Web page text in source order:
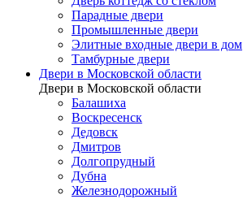
Парадные двери
Промышленные двери
Элитные входные двери в дом
Тамбурные двери
Двери в Московской области
Двери в Московской области
Балашиха
Воскресенск
Дедовск
Дмитров
Долгопрудный
Дубна
Железнодорожный